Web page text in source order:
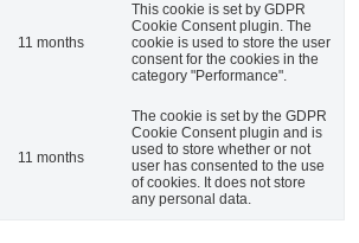
11 months
This cookie is set by GDPR
Cookie Consent plugin. The
cookie is used to store the user
consent for the cookies in the
category "Performance".
11 months
The cookie is set by the GDPR
Cookie Consent plugin and is
used to store whether or not
user has consented to the use
of cookies. It does not store
any personal data.